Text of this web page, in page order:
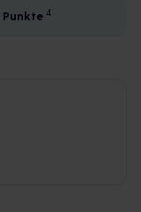
Punkte 4